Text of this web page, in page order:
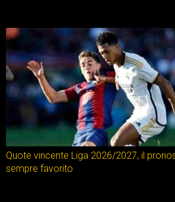
Quote vincente Liga 2026/2027, il
sempre favorito